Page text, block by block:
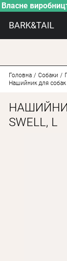
Власне
BARK&TAIL
Головна Собаки
Нашийник для собак
SWELL, L